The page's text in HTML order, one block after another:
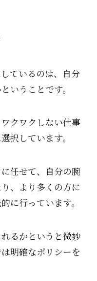
ているのは、自分
いうことです。
クワクしない仕事
択しています。
任せて、自分の腕
、より多くの方に
に行っています。
るかというと微妙
明確なポリシーを